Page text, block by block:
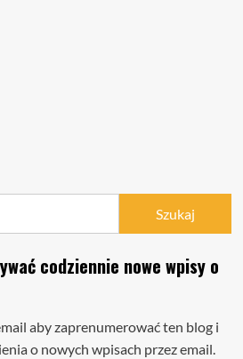
codziennie nowe wpisy o
aby zaprenumerować ten blog i
o nowych wpisach przez email.